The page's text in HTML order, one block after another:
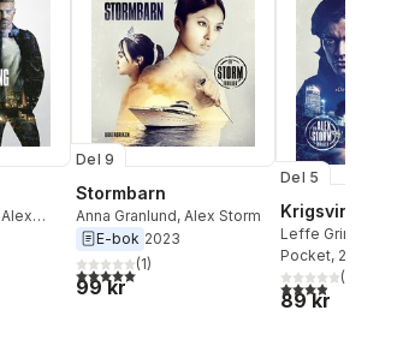
Alex
Del 9
Stormbarn
Anna Granlund, Alex Storm
E-bok 2023
5,0utav 5 stjärnor. Totalt antal röster:
(1)
99 kr
Del 5
Krigsvindar
Leffe Grimwalker
Storm
Pocket, 2023
3,9utav 5(
89 kr